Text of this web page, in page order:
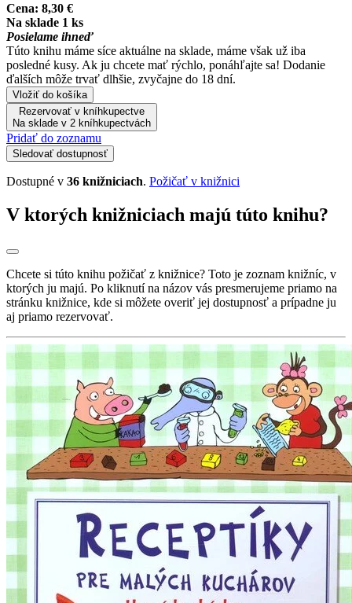
Cena: 8,30 €
Na sklade 1 ks
Posielame ihneď
Túto knihu máme síce aktuálne na sklade, máme však už iba
posledné kusy. Ak ju chcete mať rýchlo, ponáhľajte sa! Dodanie
ďalších môže trvať dlhšie, zvyčajne do 18 dní.
Vložiť do košíka
Rezervovať v kníhkupectve
Na sklade v 2 kníhkupectvách
Pridať do zoznamu
Sledovať dostupnosť
Dostupné v 36 knižniciach. Požičať v knižnici
V ktorých knižniciach majú túto knihu?
Chcete si túto knihu požičať z knižnice? Toto je zoznam knižníc, v
ktorých ju majú. Po kliknutí na názov vás presmerujeme priamo na
stránku knižnice, kde si môžete overiť jej dostupnosť a prípadne ju
aj priamo rezervovať.